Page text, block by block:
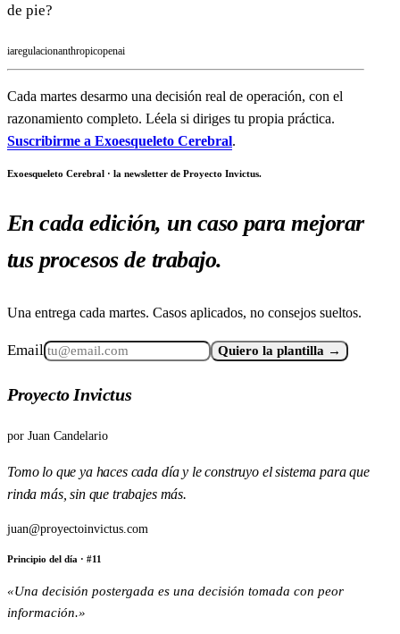
de pie?
iaregulacionanthropicopenai
Cada martes desarmo una decisión real de operación, con el
razonamiento completo. Léela si diriges tu propia práctica.
Suscribirme a Exoesqueleto Cerebral.
Exoesqueleto Cerebral · la newsletter de Proyecto Invictus.
En cada edición, un caso para mejorar
tus procesos de trabajo.
Una entrega cada martes. Casos aplicados, no consejos sueltos.
Email Quiero la plantilla →
Proyecto Invictus
por Juan Candelario
Tomo lo que ya haces cada día y le construyo el sistema para que
rinda más, sin que trabajes más.
juan@proyectoinvictus.com
Principio del día · #11
«Una decisión postergada es una decisión tomada con peor
información.»